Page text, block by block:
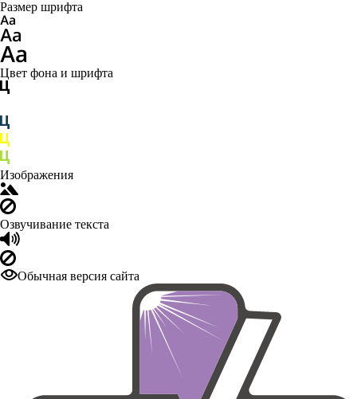
Размер шрифта
Цвет фона и шрифта
Изображения
Озвучивание текста
Обычная версия сайта